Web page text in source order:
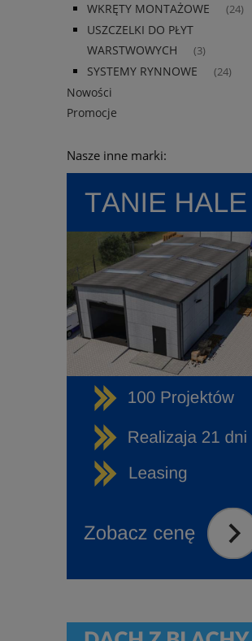
WKRĘTY MONTAŻOWE (24)
USZCZELKI DO PŁYT
WARSTWOWYCH
(3)
SYSTEMY RYNNOWE (24)
Nowości
Promocje
Nasze inne marki: